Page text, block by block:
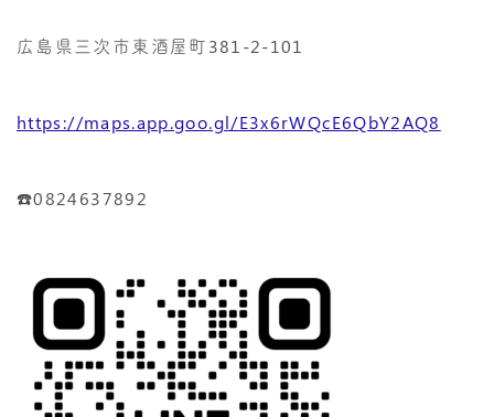
広島県三次市東酒屋町381-2-101
https://maps.app.goo.gl/E3x6rWQcE6QbY2AQ8
☎️0824637892